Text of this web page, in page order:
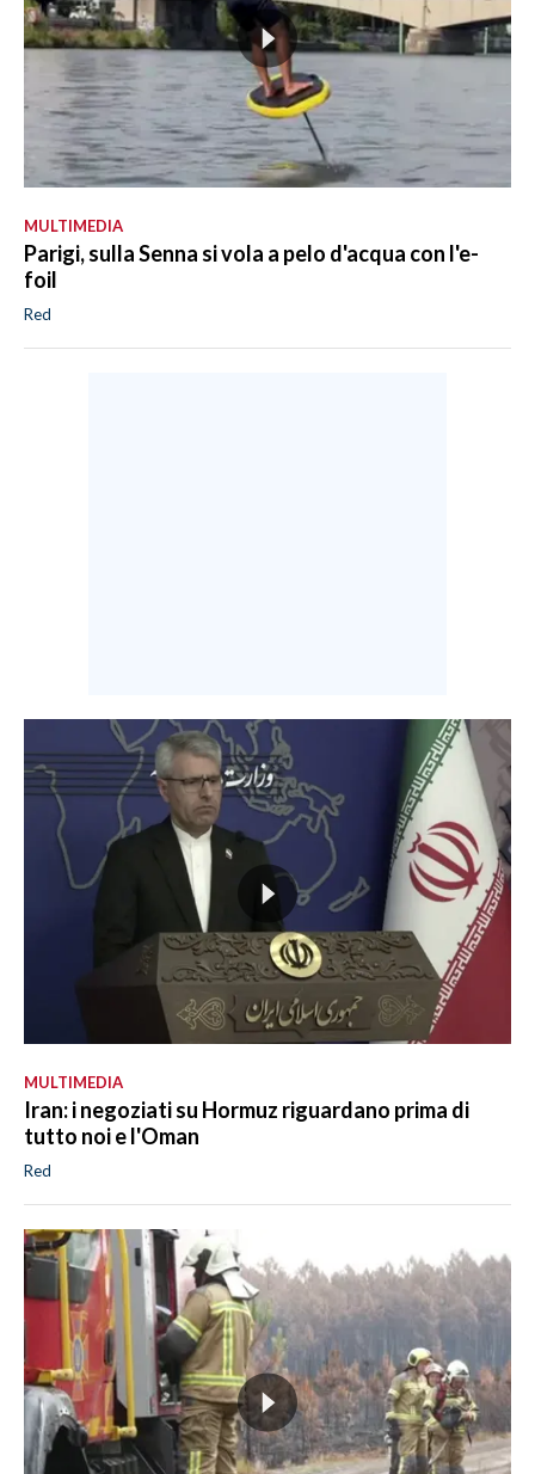
MULTIMEDIA
Parigi, sulla Senna si vola a pelo d'acqua con l'e-
foil
Red
MULTIMEDIA
Iran: i negoziati su Hormuz riguardano prima di
tutto noi e l'Oman
Red